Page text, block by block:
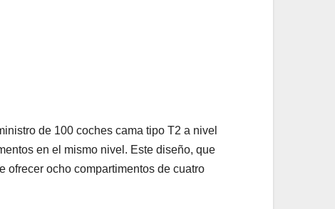
de 100 coches cama tipo T2 a nivel
en el mismo nivel. Este diseño, que
ofrecer ocho compartimentos de cuatro